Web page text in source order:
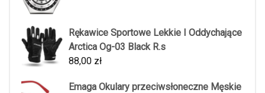
Rękawice Sportowe Lekkie I Oddychające
Arctica Og-03 Black R.s
88,00 zł
Emaga Okulary przeciwsłoneczne Męskie